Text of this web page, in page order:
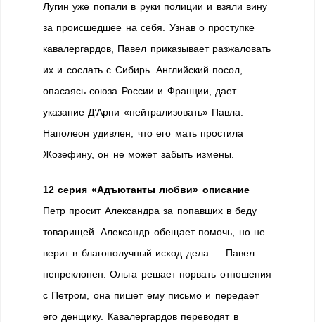
Лугин уже попали в руки полиции и взяли вину
за происшедшее на себя. Узнав о проступке
кавалергардов, Павел приказывает разжаловать
их и сослать с Сибирь. Английский посол,
опасаясь союза России и Франции, дает
указание Д’Арни «нейтрализовать» Павла.
Наполеон удивлен, что его мать простила
Жозефину, он не может забыть измены.
12 серия «Адъютанты любви» описание
Петр просит Александра за попавших в беду
товарищей. Александр обещает помочь, но не
верит в благополучный исход дела — Павел
непреклонен. Ольга решает порвать отношения
с Петром, она пишет ему письмо и передает
его денщику. Кавалергардов переводят в